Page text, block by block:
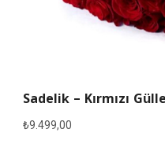
Sadelik – Kırmızı
₺9.499,00